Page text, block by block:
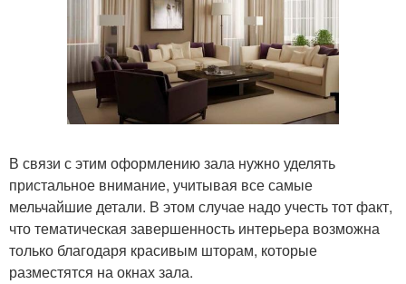
В связи с этим оформлению зала нужно уделять
пристальное внимание, учитывая все самые
мельчайшие детали. В этом случае надо учесть тот факт,
что тематическая завершенность интерьера возможна
только благодаря красивым шторам, которые
разместятся на окнах зала.